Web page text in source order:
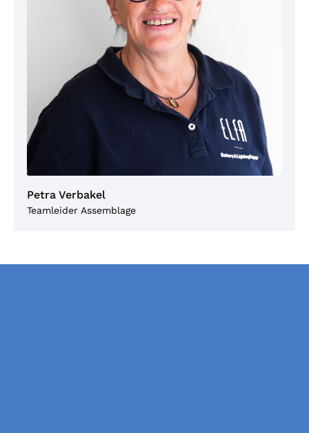
Petra Verbakel
Teamleider Assemblage